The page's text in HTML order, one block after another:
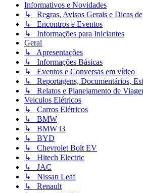
Informativos e Novidades
↳ Regras, Avisos Gerais e Dicas
↳ Encontros e Eventos
↳ Informações para Iniciantes
Geral
↳ Apresentações
↳ Informações Básicas
↳ Eventos e Conversas em vídeo
↳ Reportagens, Documentários,
↳ Relatos e Planejamento de
Veiculos Elétricos
↳ Carros Elétricos
↳ BMW
↳ BMW i3
↳ BYD
↳ Chevrolet Bolt EV
↳ Hitech Electric
↳ JAC
↳ Nissan Leaf
↳ Renault